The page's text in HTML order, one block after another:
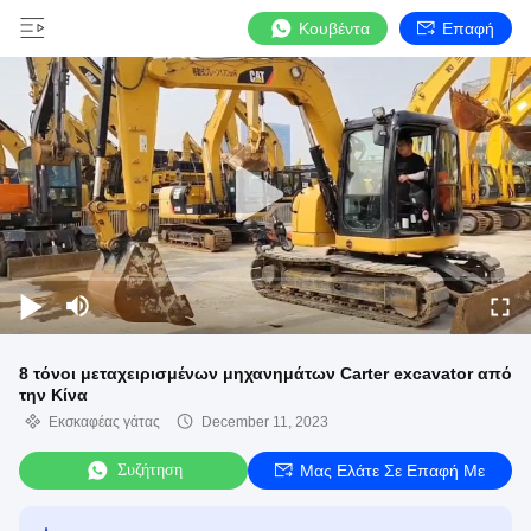
Κουβέντα Επαφή
8 τόνοι μεταχειρισμένων μηχανημάτων Carter excavator από
την Κίνα
Εκσκαφέας γάτας December 11, 2023
Συζήτηση Μας Ελάτε Σε Επαφή Με